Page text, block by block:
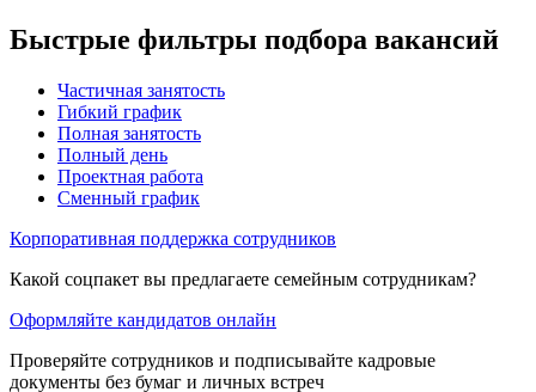
Быстрые фильтры подбора вакансий
Частичная занятость
Гибкий график
Полная занятость
Полный день
Проектная работа
Сменный график
Корпоративная поддержка сотрудников
Какой соцпакет вы предлагаете семейным сотрудникам?
Оформляйте кандидатов онлайн
Проверяйте сотрудников и подписывайте кадровые
документы без бумаг и личных встреч